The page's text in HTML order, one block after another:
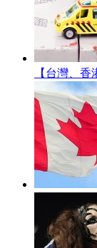
【台灣、